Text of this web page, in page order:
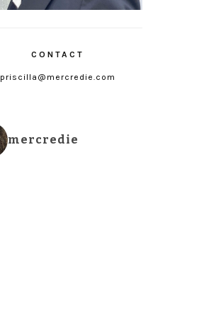
CONTACT
priscilla@mercredie.com
mercredie